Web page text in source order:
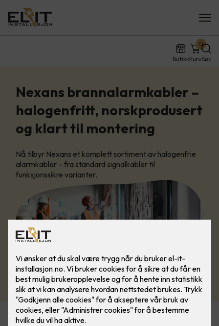
ButikkKurv
0
Søk
Nexans brannalarmkabler –
halogenfritt, norskprodusert
og klart til montering
Nå tilbyr Nexans et komplett sortiment av halogenfrie
alarmkabler – fra standard signalkabler til
funksjonssikre varianter.
Det nye sortimentet er tilgjengelig i Nexans’ nye